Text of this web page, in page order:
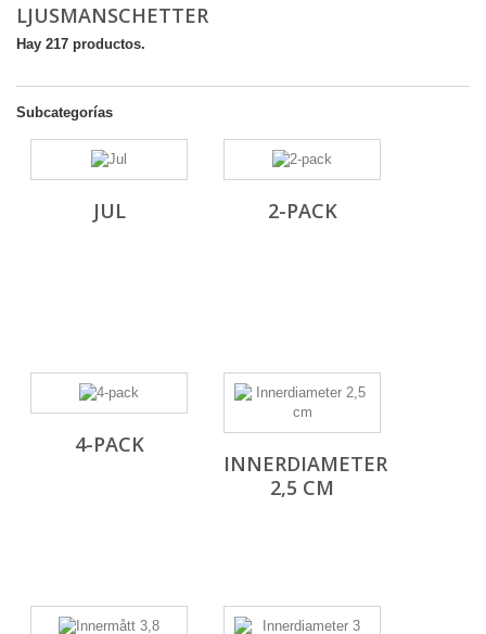
LJUSMANSCHETTER
Hay 217 productos.
Subcategorías
JUL 2-PACK
4-PACK
INNERDIAMETER
2,5 CM